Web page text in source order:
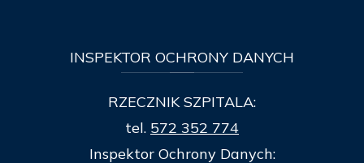
INSPEKTOR OCHRONY DANYCH
RZECZNIK SZPITALA:
tel. 572 352 774
Inspektor Ochrony Danych: